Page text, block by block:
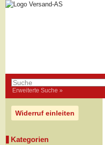
Erweiterte Suche »
Widerruf einleiten
Kategorien